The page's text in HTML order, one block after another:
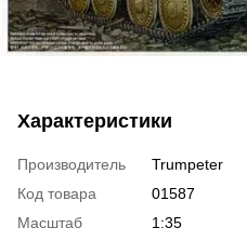
Характеристики
Производитель
Trumpeter
Код товара
01587
Масштаб
1:35